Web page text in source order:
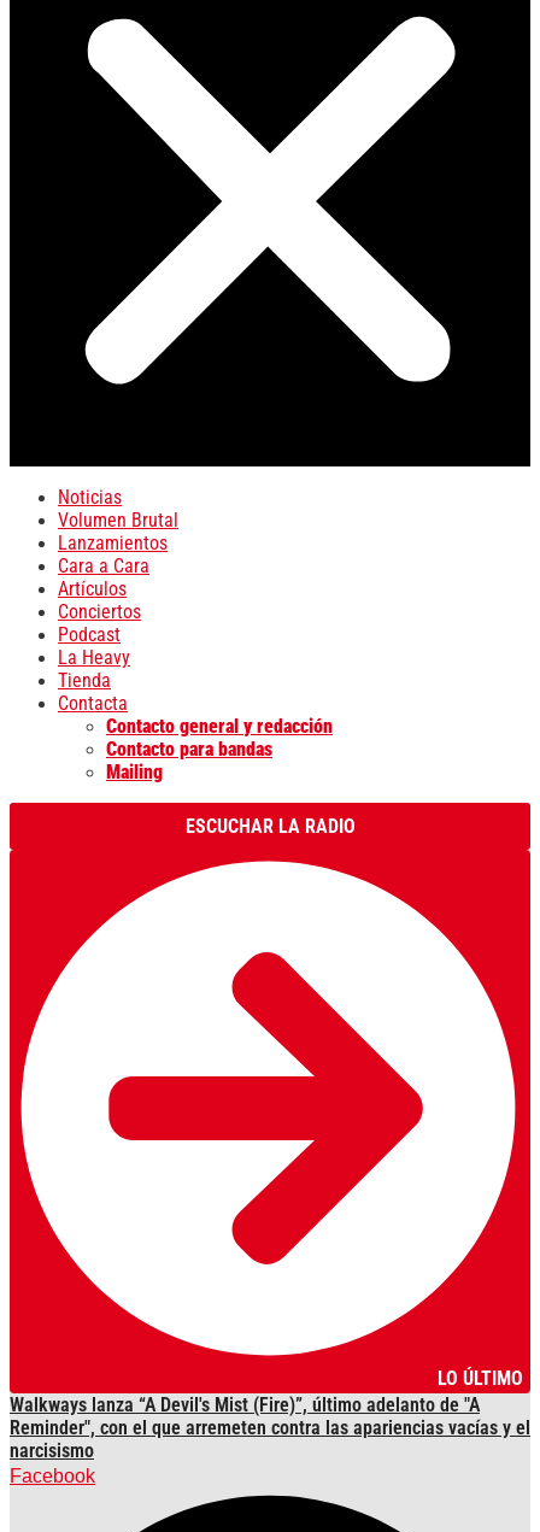
Noticias
Volumen Brutal
Lanzamientos
Cara a Cara
Artículos
Conciertos
Podcast
La Heavy
Tienda
Contacta
Contacto general y redacción
Contacto para bandas
Mailing
ESCUCHAR LA RADIO
LO ÚLTIMO
Walkways lanza “A Devil's Mist (Fire)”, último adelanto de "A
Reminder", con el que arremeten contra las apariencias vacías y el
narcisismo
Facebook